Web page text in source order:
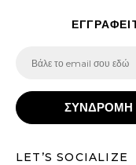
ΣΥΝΔΡΟΜΗ
LET’S SOCIALIZE